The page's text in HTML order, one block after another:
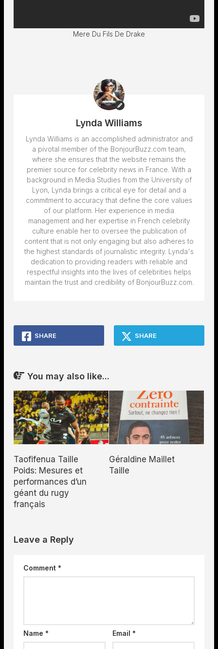
Mere Du Fils De Drake
Lynda Williams
Lynda Williams is an accomplished administrator and
a pivotal member of the BonjourBuzz.com team,
where she ensures that the website remains the
premier source for celebrity news in France. With a
background in Media Studies from the University of
Lyon, Lynda brings a critical eye for detail and a
commitment to accuracy that define the core values
of our platform. Her experience in media
management and her expertise in French celebrity
culture enable her to oversee the publication of
content that is not only engaging but also adheres to
the highest standards of journalistic integrity. Lynda's
dedication to providing readers with reliable and
respectful insights into the lives of celebrities helps
maintain the trust and credibility of BonjourBuzz.com.
SHARE SHARE
You may also like...
Taofifenua Taille
Poids: Mesures et
performances d’un
géant du rugy
français
Géraldine Maillet
Taille
Leave a Reply
Comment *
Name * Email*